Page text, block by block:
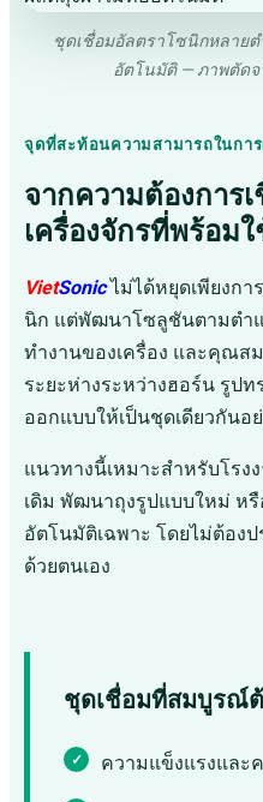
ชุดเชื่อมอัลตราโซนิกหลาย
อัตโนมัติ — ภาพตัดจ
จุดที่สะท้อนความสามารถในการ
จากความต้องการ
เครื่องจักรที่พร้อม
VietSonicไม่ได้หยุดเพียงกา
นิก แต่พัฒนาโซลูชันตามตำ
ทำงานของเครื่อง และคุณ
ระยะห่างระหว่างฮอร์น รูป
ออกแบบให้เป็นชุดเดียวกันอ
แนวทางนี้เหมาะสำหรับโรง
เดิม พัฒนาถุงรูปแบบใหม่ หรื
อัตโนมัติเฉพาะ โดยไม่ต้อง
ด้วยตนเอง
ชุดเชื่อมที่สมบูรณ์
ความแข็งแรงและ